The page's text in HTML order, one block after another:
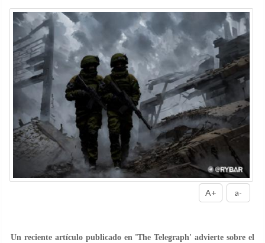
A+ a-
Un reciente artículo publicado en 'The Telegraph' advierte sobre el